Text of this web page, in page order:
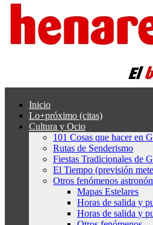
Inicio
Lo+próximo (citas)
Cultura y Ocio
101 Cosas que hacer en
Rutas de Senderismo
Fiestas Tradicionales de
El Tiempo (previsión
Otros fenómenos
Mapas Estelares
Horas de salida y
Horas de salida y